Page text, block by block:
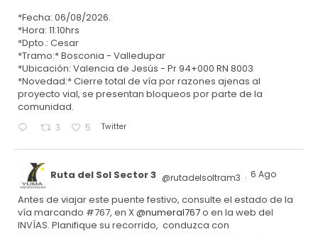
*Fecha: 06/08/2026.
*Hora: 11:10hrs
*Dpto.: Cesar
*Tramo:* Bosconia - Valledupar
*Ubicación: Valencia de Jesús - Pr 94+000 RN 8003
*Novedad:* Cierre total de vía por razones ajenas al
proyecto vial, se presentan bloqueos por parte de la
comunidad.
3 5 Twitter
Ruta del Sol Sector 3 @rutadelsoltram3 · 6 Ago
Antes de viajar este puente festivo, consulte el estado de la
vía marcando #767, en X@numeral767o en la web del
INVÍAS. Planifique su recorrido, conduzca con